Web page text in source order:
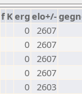
f Kerg elo+/-
0 2607
0 2607
0 2607
0 2607
0 2603